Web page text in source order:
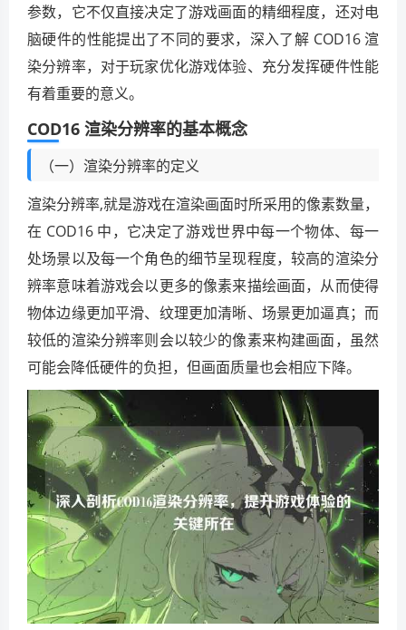
参数，它不仅直接决定了游戏画面的精细程度，还对电
脑硬件的性能提出了不同的要求，深入了解 COD16 渲
染分辨率，对于玩家优化游戏体验、充分发挥硬件性能
有着重要的意义。
COD16 渲染分辨率的基本概念
（一）渲染分辨率的定义
渲染分辨率,就是游戏在渲染画面时所采用的像素数量，
在 COD16 中，它决定了游戏世界中每一个物体、每一
处场景以及每一个角色的细节呈现程度，较高的渲染分
辨率意味着游戏会以更多的像素来描绘画面，从而使得
物体边缘更加平滑、纹理更加清晰、场景更加逼真；而
较低的渲染分辨率则会以较少的像素来构建画面，虽然
可能会降低硬件的负担，但画面质量也会相应下降。